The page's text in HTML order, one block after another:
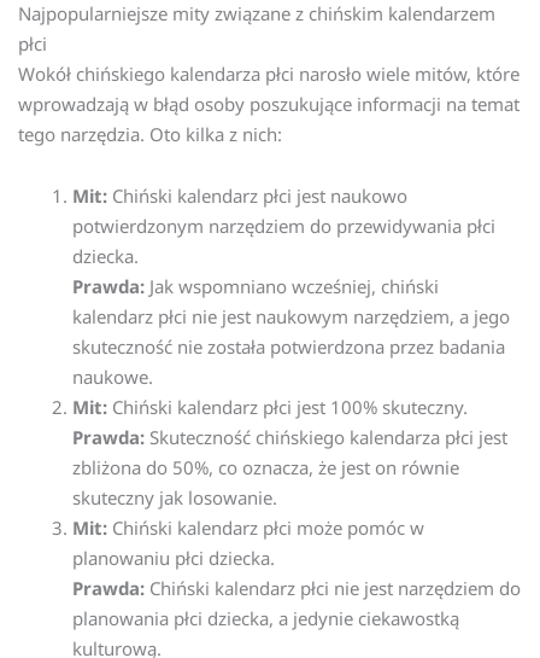
Najpopularniejsze mity związane z chińskim kalendarzem
płci
Wokół chińskiego kalendarza płci narosło wiele mitów, które
wprowadzają w błąd osoby poszukujące informacji na temat
tego narzędzia. Oto kilka z nich:
Mit: Chiński kalendarz płci jest naukowo
potwierdzonym narzędziem do przewidywania płci
dziecka.
Prawda: Jak wspomniano wcześniej, chiński
kalendarz płci nie jest naukowym narzędziem, a jego
skuteczność nie została potwierdzona przez badania
naukowe.
Mit: Chiński kalendarz płci jest 100% skuteczny.
Prawda: Skuteczność chińskiego kalendarza płci jest
zbliżona do 50%, co oznacza, że jest on równie
skuteczny jak losowanie.
Mit: Chiński kalendarz płci może pomóc w
planowaniu płci dziecka.
Prawda: Chiński kalendarz płci nie jest narzędziem do
planowania płci dziecka, a jedynie ciekawostką
kulturową.